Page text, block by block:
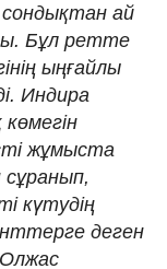
сондықтан ай
Бұл ретте
ыңғайлы
Индира
жұмыста
күтудің
деген